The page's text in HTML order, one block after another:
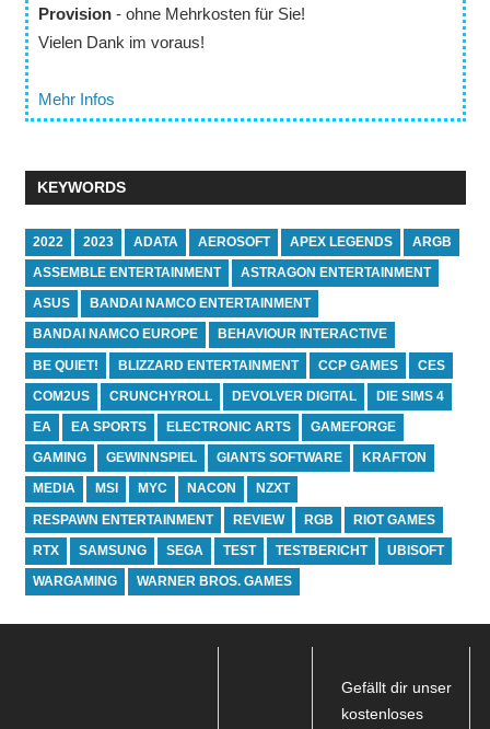
Provision- ohne Mehrkosten für Sie!
Vielen Dank im voraus!
Mehr Infos
KEYWORDS
2022 2023 ADATA AEROSOFT APEX LEGENDS ARGB
ASSEMBLE ENTERTAINMENT ASTRAGON ENTERTAINMENT
ASUS BANDAI NAMCO ENTERTAINMENT
BANDAI NAMCO EUROPE BEHAVIOUR INTERACTIVE
BE QUIET! BLIZZARD ENTERTAINMENT CCP GAMES CES
COM2US CRUNCHYROLL DEVOLVER DIGITAL DIE SIMS 4
EA EA SPORTS ELECTRONIC ARTS GAMEFORGE
GAMING GEWINNSPIEL GIANTS SOFTWARE KRAFTON
MEDIA MSI MYC NACON NZXT
RESPAWN ENTERTAINMENT REVIEW RGB RIOT GAMES
RTX SAMSUNG SEGA TEST TESTBERICHT UBISOFT
WARGAMING WARNER BROS. GAMES
Gefällt dir unser
kostenloses